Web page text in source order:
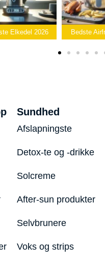
Elkedel 2026 Bedste
Sundhed
Afslapningste
Detox-te og -drikke
Solcreme
After-sun produkter
Selvbrunere
Voks og strips